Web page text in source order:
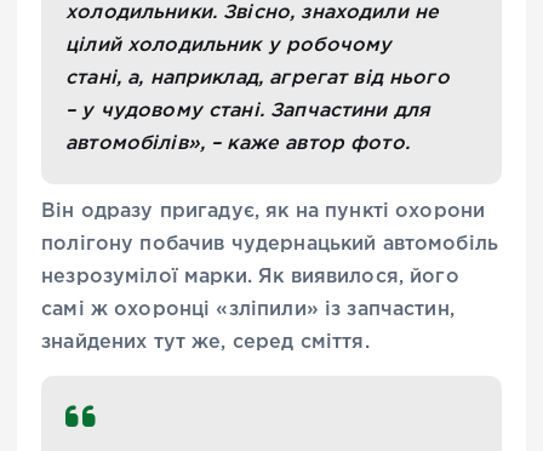
холодильники. Звісно, знаходили не
цілий холодильник у робочому
стані, а, наприклад, агрегат від нього
– у чудовому стані. Запчастини для
автомобілів», – каже автор фото.
Він одразу пригадує, як на пункті охорони
полігону побачив чудернацький автомобіль
незрозумілої марки. Як виявилося, його
самі ж охоронці «зліпили» із запчастин,
знайдених тут же, серед сміття.